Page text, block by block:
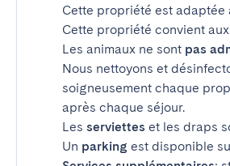
Cette propriété est adaptée
Cette propriété convient aux
Les animaux ne sont pas
Nous nettoyons et
soigneusement chaque
après chaque séjour.
Les serviettes et les draps
Un parking est disponible